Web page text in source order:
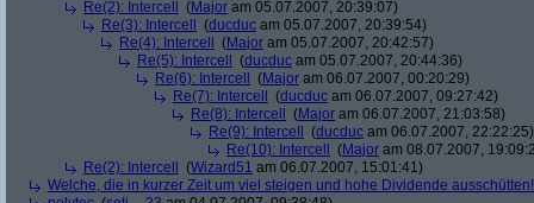
Re(2): Intercell
(Major am 05.07.2007, 20:39:07)
Re(3): Intercell
(ducduc am 05.07.2007, 20:39:54)
Re(4): Intercell
(Major am 05.07.2007, 20:42:57)
Re(5): Intercell
(ducduc am 05.07.2007, 20:44:36)
Re(6): Intercell
(Major am 06.07.2007, 00:20:29)
Re(7): Intercell
(ducduc am 06.07.2007, 09:27:42)
Re(8): Intercell
(Major am 06.07.2007, 21:03:58)
Re(9): Intercell
(ducduc am 06.07.2007, 22:22:25)
Re(10): Intercell
(Major am 08.07.2007,
Re(2): Intercell
(Wizard51 am 06.07.2007, 15:01:41)
Welche, die in kurzer Zeit um viel steigen und hohe Dividende